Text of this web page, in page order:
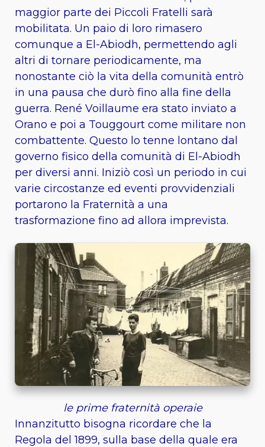
maggior parte dei Piccoli Fratelli sarà
mobilitata. Un paio di loro rimasero
comunque a El-Abiodh, permettendo agli
altri di tornare periodicamente, ma
nonostante ciò la vita della comunità entrò
in una pausa che durò fino alla fine della
guerra. René Voillaume era stato inviato a
Orano e poi a Touggourt come militare non
combattente. Questo lo tenne lontano dal
governo fisico della comunità di El-Abiodh
per diversi anni. Iniziò così un periodo in cui
varie circostanze ed eventi provvidenziali
portarono la Fraternità a una
trasformazione fino ad allora imprevista.
le prime fraternità operaie
Innanzitutto bisogna ricordare che la
Regola del 1899, sulla base della quale era